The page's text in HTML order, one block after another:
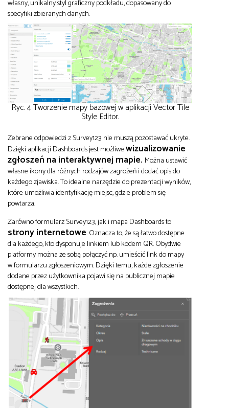
własny, unikalny styl graficzny podkładu, dopasowany do
specyfiki zbieranych danych.
Ryc. 4 Tworzenie mapy bazowej w aplikacji Vector Tile
Style Editor.
Zebrane odpowiedzi z Survey123 nie muszą pozostawać ukryte.
Dzięki aplikacji Dashboards jest możliwewizualizowanie
zgłoszeń na interaktywnej mapie. Można ustawić
własne ikony dla różnych rodzajów zagrożeń i dodać opis do
każdego zjawiska. To idealne narzędzie do prezentacji wyników,
które umożliwia identyfikację miejsc, gdzie problem się
powtarza.
Zarówno formularz Survey123, jak i mapa Dashboards to
strony internetowe. Oznacza to, że są łatwo dostępne
dla każdego, kto dysponuje linkiem lub kodem QR. Obydwie
platformy można ze sobą połączyć np. umieścić link do mapy
w formularzu zgłoszeniowym. Dzięki temu, każde zgłoszenie
dodane przez użytkownika pojawi się na publicznej mapie
dostępnej dla wszystkich.